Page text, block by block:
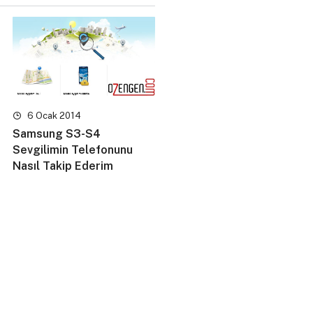
6 Ocak 2014
Samsung S3-S4
Sevgilimin Telefonunu
Nasıl Takip Ederim